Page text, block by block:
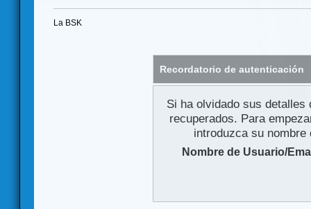
La BSK
Recordatorio de autenticación
Si ha olvidado sus
recuperados. Para
introduzca su
Nombre de Usuario/